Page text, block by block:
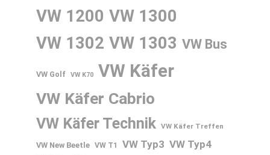
VW 1200 VW 1300
VW 1302 VW 1303 VW Bus
VW Golf VW K70 VW Käfer
VW Käfer Cabrio
VW Käfer Technik VW Käfer Treffen
VW New Beetle VW T1 VW Typ3 VW Typ4